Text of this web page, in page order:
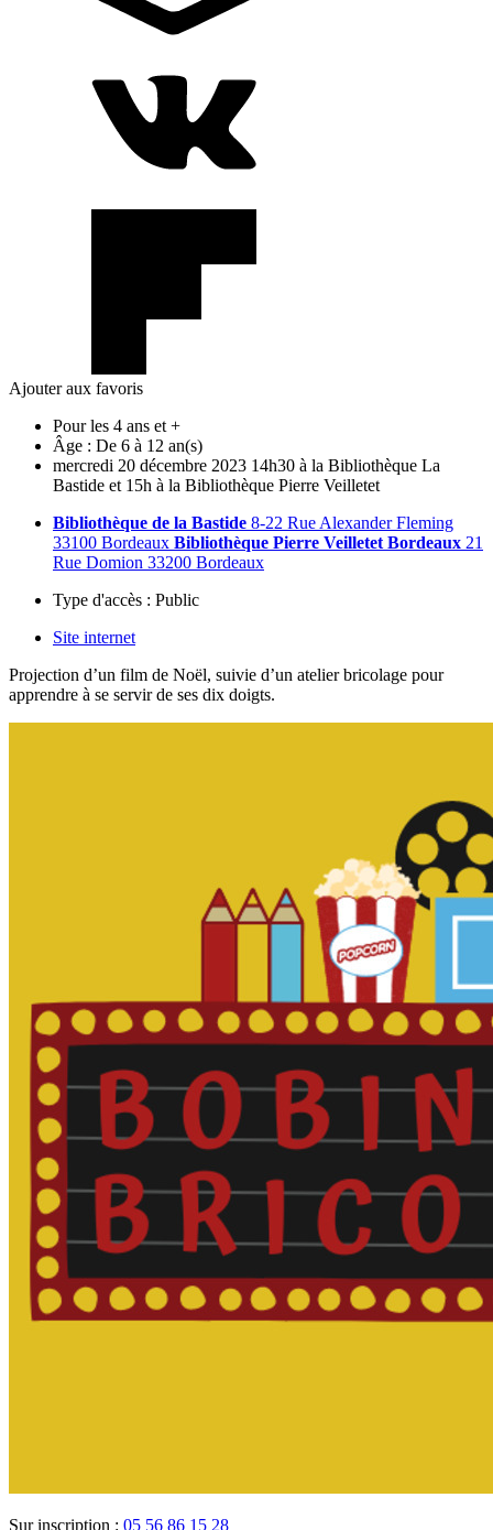
Ajouter aux favoris
Pour les 4 ans et +
Âge : De 6 à 12 an(s)
mercredi 20 décembre 2023 14h30 à la Bibliothèque La
Bastide et 15h à la Bibliothèque Pierre Veilletet
Bibliothèque de la Bastide 8-22 Rue Alexander Fleming
33100 Bordeaux Bibliothèque Pierre Veilletet Bordeaux 21
Rue Domion 33200 Bordeaux
Type d'accès : Public
Site internet
Projection d’un film de Noël, suivie d’un atelier bricolage pour
apprendre à se servir de ses dix doigts.
Sur inscription : 05 56 86 15 28